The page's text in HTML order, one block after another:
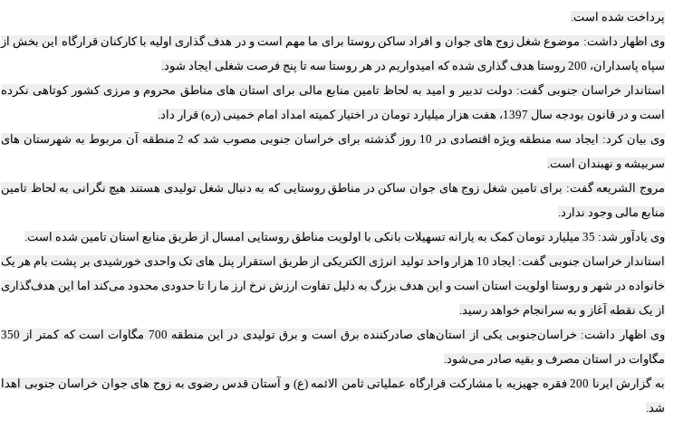
پرداخت شده است.
وی اظهار داشت: موضوع شغل زوج های جوان و افراد ساکن روستا برای ما مهم است و در هدف گذاری اولیه با کارکنان قرارگاه این بخش از
سپاه پاسداران، 200 روستا هدف گذاری شده که امیدواریم در هر روستا سه تا پنج فرصت شغلی ایجاد شود.
استاندار خراسان جنوبی گفت: دولت تدبیر و امید به لحاظ تامین منابع مالی برای استان های مناطق محروم و مرزی کشور کوتاهی نکرده
است و در قانون بودجه سال 1397، هفت هزار میلیارد تومان در اختیار کمیته امداد امام خمینی (ره) قرار داد.
وی بیان کرد: ایجاد سه منطقه ویژه اقتصادی در 10 روز گذشته برای خراسان جنوبی مصوب شد که 2 منطقه آن مربوط به شهرستان های
سربیشه و نهبندان است.
مروج الشریعه گفت: برای تامین شغل زوج های جوان ساکن در مناطق روستایی که به دنبال شغل تولیدی هستند هیچ نگرانی به لحاظ تامین
منابع مالی وجود ندارد.
وی یادآور شد: 35 میلیارد تومان کمک به یارانه تسهیلات بانکی با اولویت مناطق روستایی امسال از طریق منابع استان تامین شده است.
استاندار خراسان جنوبی گفت: ایجاد 10 هزار واحد تولید انرژی الکتریکی از طریق استقرار پنل های تک واحدی خورشیدی بر پشت بام هر یک
خانواده در شهر و روستا اولویت استان است و این هدف بزرگ به دلیل تفاوت ارزش نرخ ارز ما را تا حدودی محدود می‌کند اما این هدف‌گذاری
از یک نقطه آغاز و به سرانجام خواهد رسید.
وی اظهار داشت: خراسان‌جنوبی یکی از استان‌های صادرکننده برق است و برق تولیدی در این منطقه 700 مگاوات است که کمتر از 350
مگاوات در استان مصرف و بقیه صادر می‌شود.
به گزارش ایرنا 200 فقره جهیزیه با مشارکت قرارگاه عملیاتی ثامن الائمه (ع) و آستان قدس رضوی به زوج های جوان خراسان جنوبی اهدا
شد.